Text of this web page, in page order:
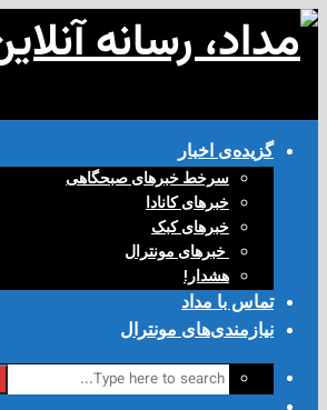
گزیده‌ی‌ اخبار
سرخط خبرهای صبحگاهی
خبرهای کانادا
خبرهای کبک
‌ خبرهای مونترال
هشدار!
تماس با مداد
نیازمندی‌های مونترال